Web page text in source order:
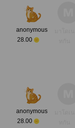
anonymous
28.00
anonymous
28.00